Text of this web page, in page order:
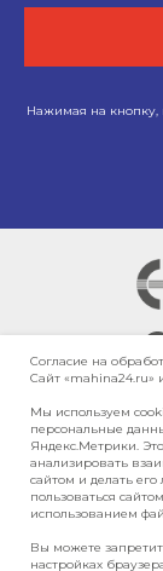
Нажимая на кнопку,
Согласие на
Сайт «mahina24.ru»
Мы используем
персональные
Яндекс.Метрики.
анализировать
сайтом и делать
пользоваться
использованием
Вы можете
настройках